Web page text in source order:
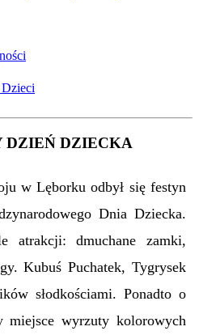
DZIEŃ DZIECKA
w Lęborku odbył się festyn
Dnia Dziecka.
atrakcji: dmuchane zamki,
Kubuś Puchatek, Tygrysek
słodkościami. Ponadto o
miejsce wyrzuty kolorowych